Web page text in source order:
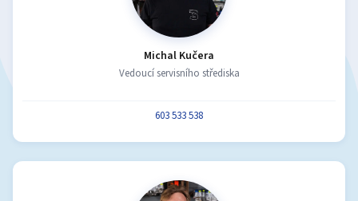
Michal Kučera
Vedoucí servisního střediska
603 533 538